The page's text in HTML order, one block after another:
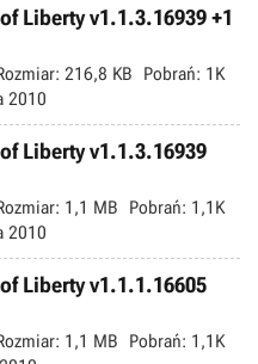
Liberty v1.1.3.16939 +1
216,8 KB Pobrań: 1K
2010
Liberty v1.1.3.16939
1,1 MB Pobrań: 1,1K
2010
Liberty v1.1.1.16605
1,1 MB Pobrań: 1,1K